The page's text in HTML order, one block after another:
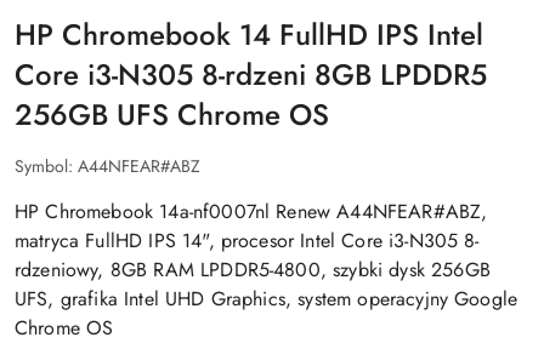
HP Chromebook 14 FullHD IPS Intel
Core i3-N305 8-rdzeni 8GB LPDDR5
256GB UFS Chrome OS
Symbol: A44NFEAR#ABZ
HP Chromebook 14a-nf0007nl Renew A44NFEAR#ABZ,
matryca FullHD IPS 14", procesor Intel Core i3-N305 8-
rdzeniowy, 8GB RAM LPDDR5-4800, szybki dysk 256GB
UFS, grafika Intel UHD Graphics, system operacyjny Google
Chrome OS